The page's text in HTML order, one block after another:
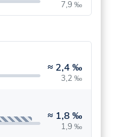
7,9 ‰
≈ 2,4 ‰
3,2 ‰
≈ 1,8 ‰
1,9 ‰